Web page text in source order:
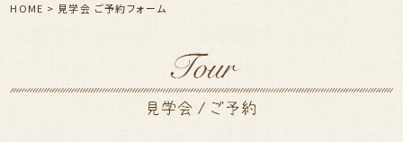
HOME > 見学会 ご予約フォーム